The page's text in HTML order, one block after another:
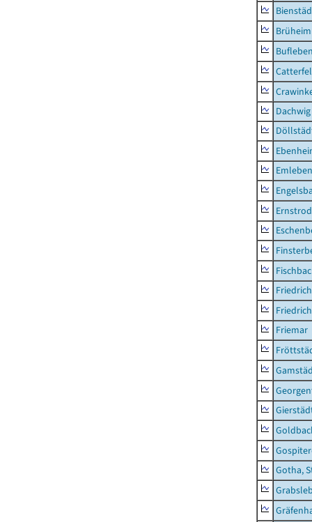
Brüheim
Dachwig
Emleben
Friemar
Gotha,